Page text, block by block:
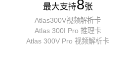
最大支持8张
Atlas300V视频解析卡
Atlas 300I Pro 推理卡
Atlas 300V Pro 视频解析卡